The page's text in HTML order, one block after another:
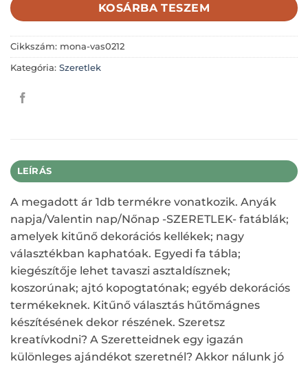
KOSÁRBA TESZEM
Cikkszám: mona-vas0212
Kategória: Szeretlek
LEÍRÁS
A megadott ár 1db termékre vonatkozik. Anyák
napja/Valentin nap/Nőnap -SZERETLEK- fatáblák;
amelyek kitűnő dekorációs kellékek; nagy
választékban kaphatóak. Egyedi fa tábla;
kiegészítője lehet tavaszi asztaldísznek;
koszorúnak; ajtó kopogtatónak; egyéb dekorációs
termékeknek. Kitűnő választás hűtőmágnes
készítésének dekor részének. Szeretsz
kreatívkodni? A Szeretteidnek egy igazán
különleges ajándékot szeretnél? Akkor nálunk jó